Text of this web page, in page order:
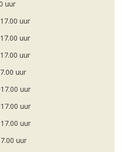
uur
uur
uur
uur
uur
uur
uur
uur
uur